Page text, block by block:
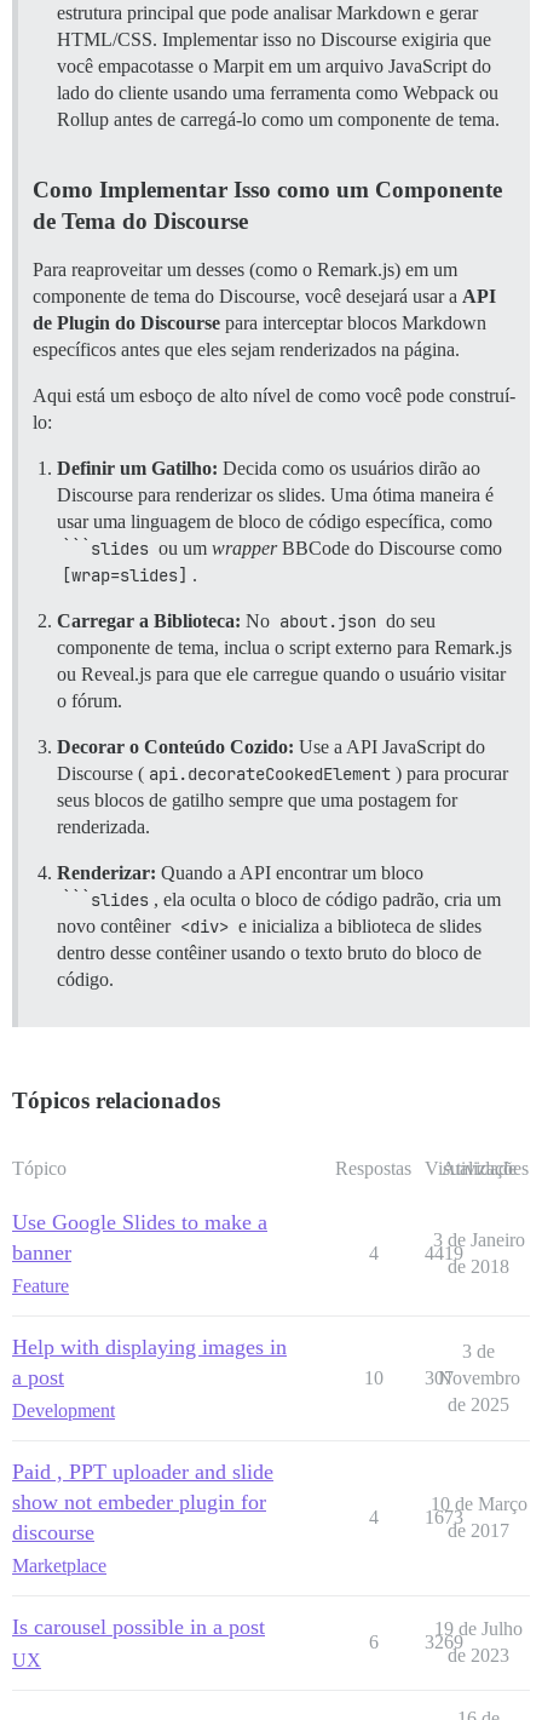
estrutura principal que pode analisar Markdown e gerar
HTML/CSS. Implementar isso no Discourse exigiria que
você empacotasse o Marpit em um arquivo JavaScript do
lado do cliente usando uma ferramenta como Webpack ou
Rollup antes de carregá-lo como um componente de tema.
Como Implementar Isso como um Componente
de Tema do Discourse
Para reaproveitar um desses (como o Remark.js) em um
componente de tema do Discourse, você desejará usar a API
de Plugin do Discourse para interceptar blocos Markdown
específicos antes que eles sejam renderizados na página.
Aqui está um esboço de alto nível de como você pode construí-
lo:
Definir um Gatilho: Decida como os usuários dirão ao
Discourse para renderizar os slides. Uma ótima maneira é
usar uma linguagem de bloco de código específica, como
```slides ou um wrapperBBCode do Discourse como
[wrap=slides] .
Carregar a Biblioteca: No about.json do seu
componente de tema, inclua o script externo para Remark.js
ou Reveal.js para que ele carregue quando o usuário visitar
o fórum.
Decorar o Conteúdo Cozido: Use a API JavaScript do
Discourse ( api.decorateCookedElement ) para procurar
seus blocos de gatilho sempre que uma postagem for
renderizada.
Renderizar: Quando a API encontrar um bloco
```slides , ela oculta o bloco de código padrão, cria um
novo contêiner <div> e inicializa a biblioteca de slides
dentro desse contêiner usando o texto bruto do bloco de
código.
Tópicos relacionados
Tópico Respostas Visualizações
Atividade
Use Google Slides to make a
banner
Feature
4 4419
3 de Janeiro
de 2018
Help with displaying images in
a post
Development
10 307
3 de
Novembro
de 2025
Paid , PPT uploader and slide
show not embeder plugin for
discourse
Marketplace
4 1673
10 de Março
de 2017
Is carousel possible in a post
UX
6 3269
19 de Julho
de 2023